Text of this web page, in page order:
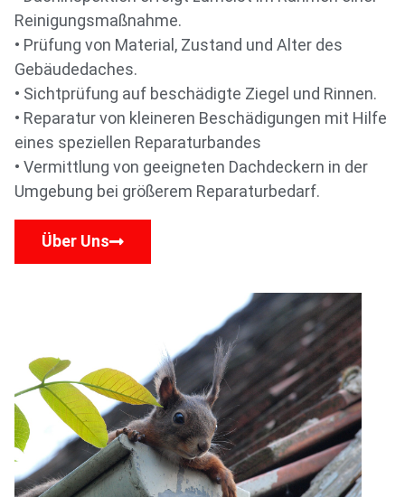
Reinigungsmaßnahme.
• Prüfung von Material, Zustand und Alter des
Gebäudedaches.
• Sichtprüfung auf beschädigte Ziegel und Rinnen.
• Reparatur von kleineren Beschädigungen mit Hilfe
eines speziellen Reparaturbandes
• Vermittlung von geeigneten Dachdeckern in der
Umgebung bei größerem Reparaturbedarf.
Über Uns